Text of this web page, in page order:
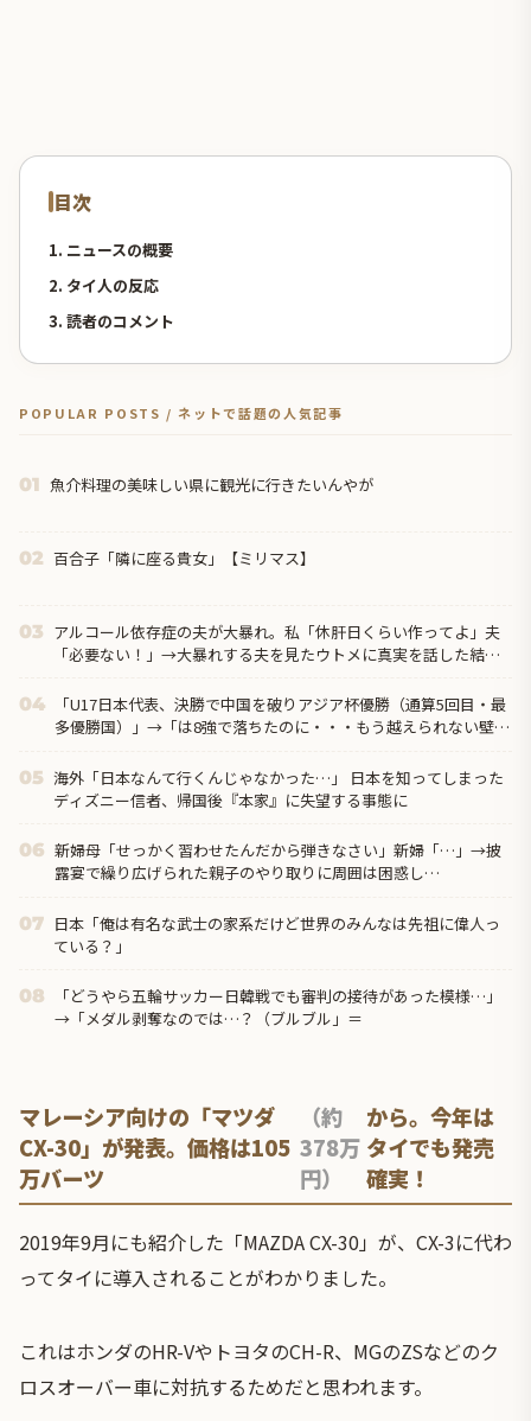
目次
1. ニュースの概要
2. タイ人の反応
3. 読者のコメント
POPULAR POSTS / ネットで話題の人気記事
01 魚介料理の美味しい県に観光に行きたいんやが
02 百合子「隣に座る貴女」【ミリマス】
03 アルコール依存症の夫が大暴れ。私「休肝日くらい作ってよ」夫
「必要ない！」→大暴れする夫を見たウトメに真実を話した結
04
「U17日本代表、決勝で中国を破りアジア杯優勝（通算5回目・最
多優勝国）」→「は8強で落ちたのに・・・もう越えられない壁に
なに精神勝利したところで超えられない壁である」
05 海外「日本なんて行くんじゃなかった…」 日本を知ってしまった
ディズニー信者、帰国後『本家』に失望する事態に
06 新婦母「せっかく習わせたんだから弾きなさい」新婦「…」→披
露宴で繰り広げられた親子のやり取りに周囲は困惑し…
07 日本「俺は有名な武士の家系だけど世界のみんなは先祖に偉人っ
ている？」
08
「どうやら五輪サッカー日韓戦でも審判の接待があった模様…」
→「メダル剥奪なのでは…？（ブルブル」＝
マレーシア向けの「マツダ
CX-30」が発表。価格は105
万バーツ
（約
378万
円）
から。今年は
タイでも発売
確実！
2019年9月にも紹介した「MAZDA CX-30」が、CX-3に代わ
ってタイに導入されることがわかりました。
これはホンダのHR-VやトヨタのCH-R、MGのZSなどのク
ロスオーバー車に対抗するためだと思われます。